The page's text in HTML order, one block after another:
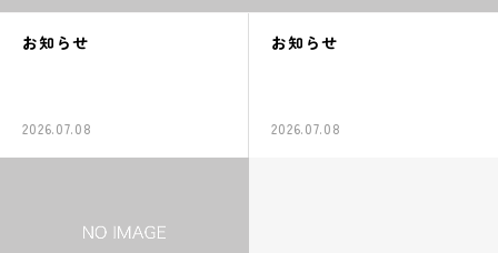
お知らせ
2026.07.08
お知らせ
2026.07.08